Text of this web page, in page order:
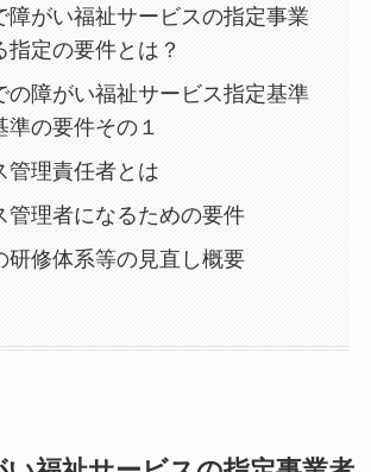
障がい福祉サービスの指定事業
指定の要件とは？
の障がい福祉サービス指定基準
の要件その１
管理責任者とは
管理者になるための要件
研修体系等の見直し概要